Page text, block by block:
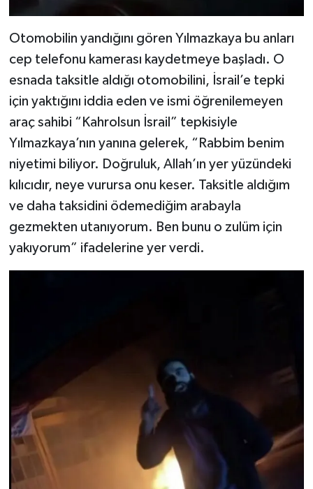
Otomobilin yandığını gören Yılmazkaya bu anları
cep telefonu kamerası kaydetmeye başladı. O
esnada taksitle aldığı otomobilini, İsrail’e tepki
için yaktığını iddia eden ve ismi öğrenilemeyen
araç sahibi “Kahrolsun İsrail” tepkisiyle
Yılmazkaya’nın yanına gelerek, “Rabbim benim
niyetimi biliyor. Doğruluk, Allah’ın yer yüzündeki
kılıcıdır, neye vurursa onu keser. Taksitle aldığım
ve daha taksidini ödemediğim arabayla
gezmekten utanıyorum. Ben bunu o zulüm için
yakıyorum” ifadelerine yer verdi.